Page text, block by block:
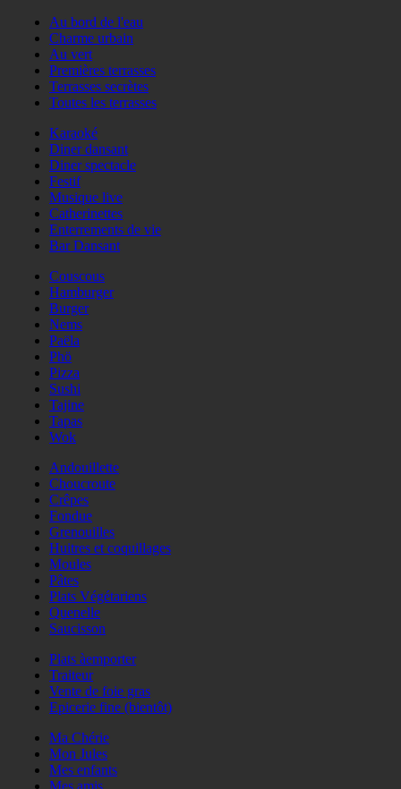
Au bord de l'eau
Charme urbain
Au vert
Premières terrasses
Terrasses secrètes
Toutes les terrasses
Karaoké
Diner dansant
Diner spectacle
Festif
Musique live
Catherinettes
Enterrements de vie
Bar Dansant
Couscous
Hamburger
Burger
Nems
Paëla
Phö
Pizza
Sushi
Tajine
Tapas
Wok
Andouillette
Choucroute
Crêpes
Fondue
Grenouilles
Huitres et coquillages
Moules
Pâtes
Plats Végétariens
Quenelle
Saucisson
Plats àemporter
Traiteur
Vente de foie gras
Epicerie fine (bientôt)
Ma Chérie
Mon Jules
Mes enfants
Mes amis